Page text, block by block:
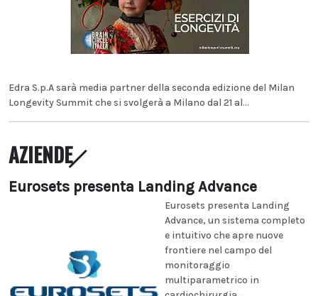
Edra S.p.A sarà media partner della seconda edizione del Milan
Longevity Summit che si svolgerà a Milano dal 21 al...
AZIENDE
Eurosets presenta Landing Advance
Eurosets presenta Landing
Advance, un sistema completo
e intuitivo che apre nuove
frontiere nel campo del
monitoraggio
multiparametrico in